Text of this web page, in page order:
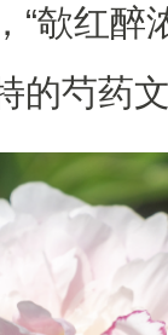
“欹红醉
的芍药